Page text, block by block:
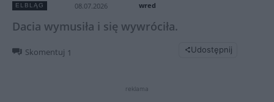
ELBLĄG 08.07.2026 wred
Dacia wymusiła i się wywróciła.
Skomentuj 1 Udostępnij
reklama